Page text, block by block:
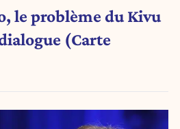
le problème du Kivu
(Carte